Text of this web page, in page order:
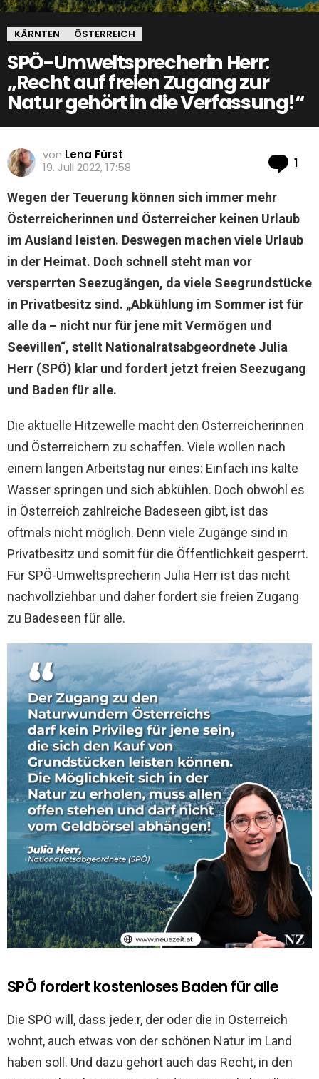
KÄRNTEN ÖSTERREICH
SPÖ-Umweltsprecherin Herr:
„Recht auf freien Zugang zur
Natur gehört in die Verfassung!“
von Lena Fürst
19. Juli 2022, 17:58
1
Wegen der Teuerung können sich immer mehr
Österreicherinnen und Österreicher keinen Urlaub
im Ausland leisten. Deswegen machen viele Urlaub
in der Heimat. Doch schnell steht man vor
versperrten Seezugängen, da viele Seegrundstücke
in Privatbesitz sind. „Abkühlung im Sommer ist für
alle da – nicht nur für jene mit Vermögen und
Seevillen“, stellt Nationalratsabgeordnete Julia
Herr (SPÖ) klar und fordert jetzt freien Seezugang
und Baden für alle.
Die aktuelle Hitzewelle macht den Österreicherinnen
und Österreichern zu schaffen. Viele wollen nach
einem langen Arbeitstag nur eines: Einfach ins kalte
Wasser springen und sich abkühlen. Doch obwohl es
in Österreich zahlreiche Badeseen gibt, ist das
oftmals nicht möglich. Denn viele Zugänge sind in
Privatbesitz und somit für die Öffentlichkeit gesperrt.
Für SPÖ-Umweltsprecherin Julia Herr ist das nicht
nachvollziehbar und daher fordert sie freien Zugang
zu Badeseen für alle.
SPÖ fordert kostenloses Baden für alle
Die SPÖ will, dass jede:r, der oder die in Österreich
wohnt, auch etwas von der schönen Natur im Land
haben soll. Und dazu gehört auch das Recht, in den